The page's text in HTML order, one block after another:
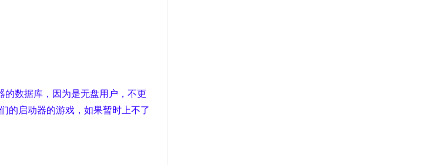
的数据库，因为是无盘用户，不更
的启动器的游戏，如果暂时上不了